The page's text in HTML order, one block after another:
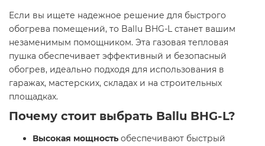
Если вы ищете надежное решение для быстрого
обогрева помещений, то Ballu BHG-L станет вашим
незаменимым помощником. Эта газовая тепловая
пушка обеспечивает эффективный и безопасный
обогрев, идеально подходя для использования в
гаражах, мастерских, складах и на строительных
площадках.​
Почему стоит выбрать Ballu BHG-L?
Высокая мощность обеспечивают быстрый